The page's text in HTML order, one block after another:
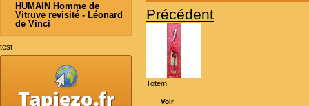
HUMAIN Homme de
Vitruve revisité - Léonard
de Vinci
test
Précédent
Totem...
Voir